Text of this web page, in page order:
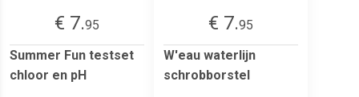
€ 7.95
Summer Fun testset
chloor en pH
€ 7.95
W'eau waterlijn
schrobborstel